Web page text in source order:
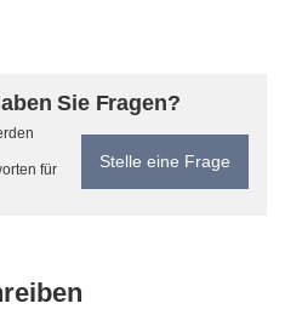
Sie Fragen?
für
Stelle eine Frage